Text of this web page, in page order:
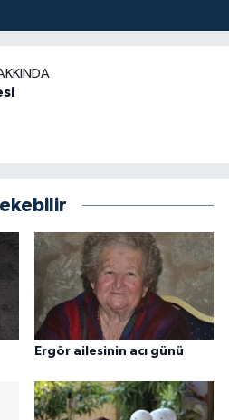
Ergör ailesinin acı günü